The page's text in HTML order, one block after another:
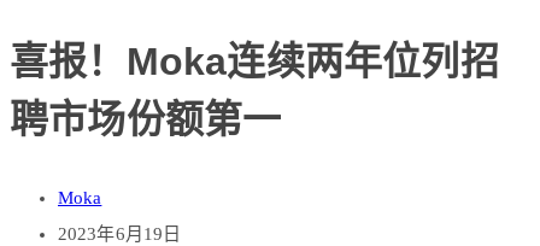
喜报！Moka连续两年位列招
聘市场份额第一
Moka
2023年6月19日